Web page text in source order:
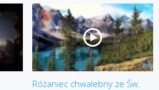
Różaniec chwalebny ze Św.